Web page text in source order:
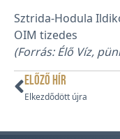
Sztrida-Hodula
OIM tizedes
(Forrás: Élő Víz,
ELŐZŐ HÍR
Elkezdődött újra